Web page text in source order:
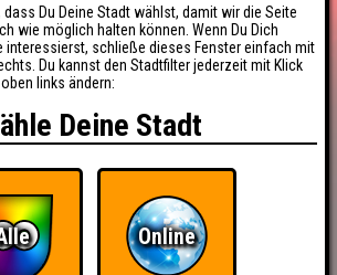
dass Du Deine Stadt wählst, damit wir die Seite
wie möglich halten können. Wenn Du Dich
interessierst, schließe dieses Fenster einfach mit
Du kannst den Stadtfilter jederzeit mit Klick
links ändern:
Deine Stadt
Online